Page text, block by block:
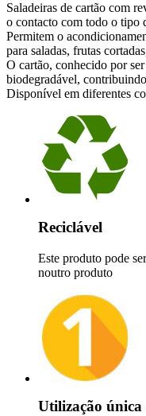
Saladeiras de cartão com
o contacto com todo o tipo
Permitem o
para saladas, frutas
O cartão, conhecido por
biodegradável,
Disponível em diferentes
Reciclável
Este produto pode
noutro produto
Utilização única